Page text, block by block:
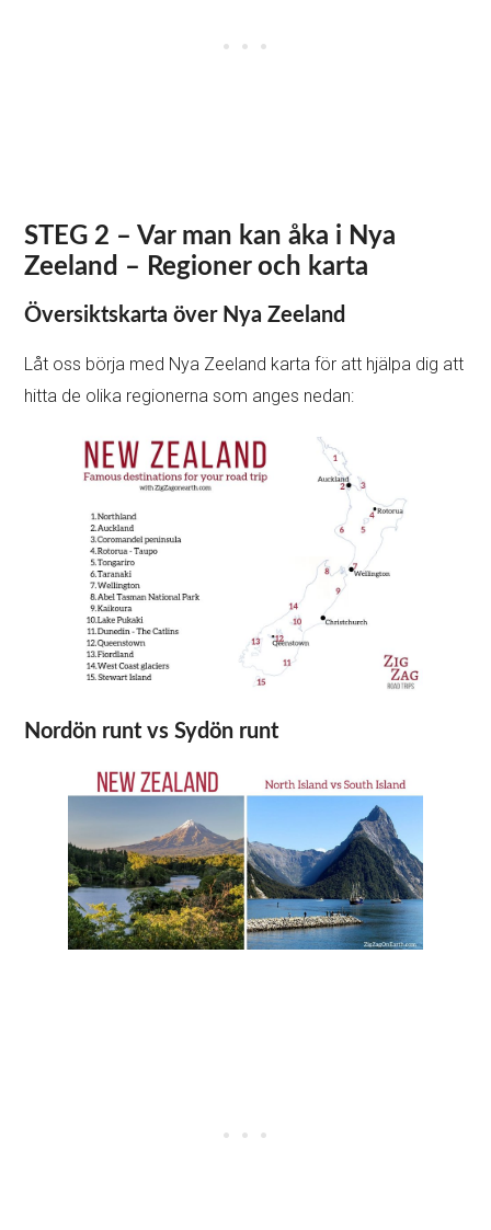
STEG 2 – Var man kan åka i Nya
Zeeland – Regioner och karta
Översiktskarta över Nya Zeeland
Låt oss börja med Nya Zeeland karta för att hjälpa dig att
hitta de olika regionerna som anges nedan:
Nordön runt vs Sydön runt